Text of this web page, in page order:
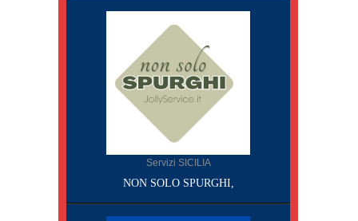
Servizi SICILIA
NON SOLO SPURGHI,